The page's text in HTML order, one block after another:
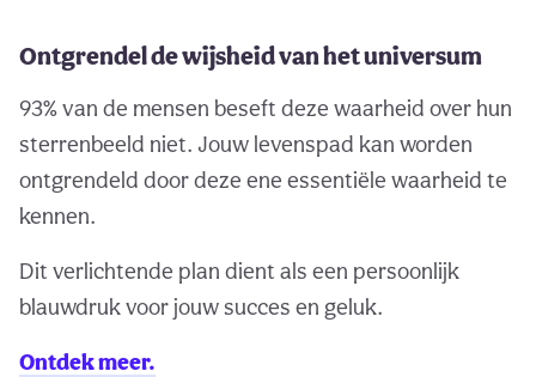
Ontgrendel de wijsheid van het universum
93% van de mensen beseft deze waarheid over hun
sterrenbeeld niet. Jouw levenspad kan worden
ontgrendeld door deze ene essentiële waarheid te
kennen.
Dit verlichtende plan dient als een persoonlijk
blauwdruk voor jouw succes en geluk.
Ontdek meer.